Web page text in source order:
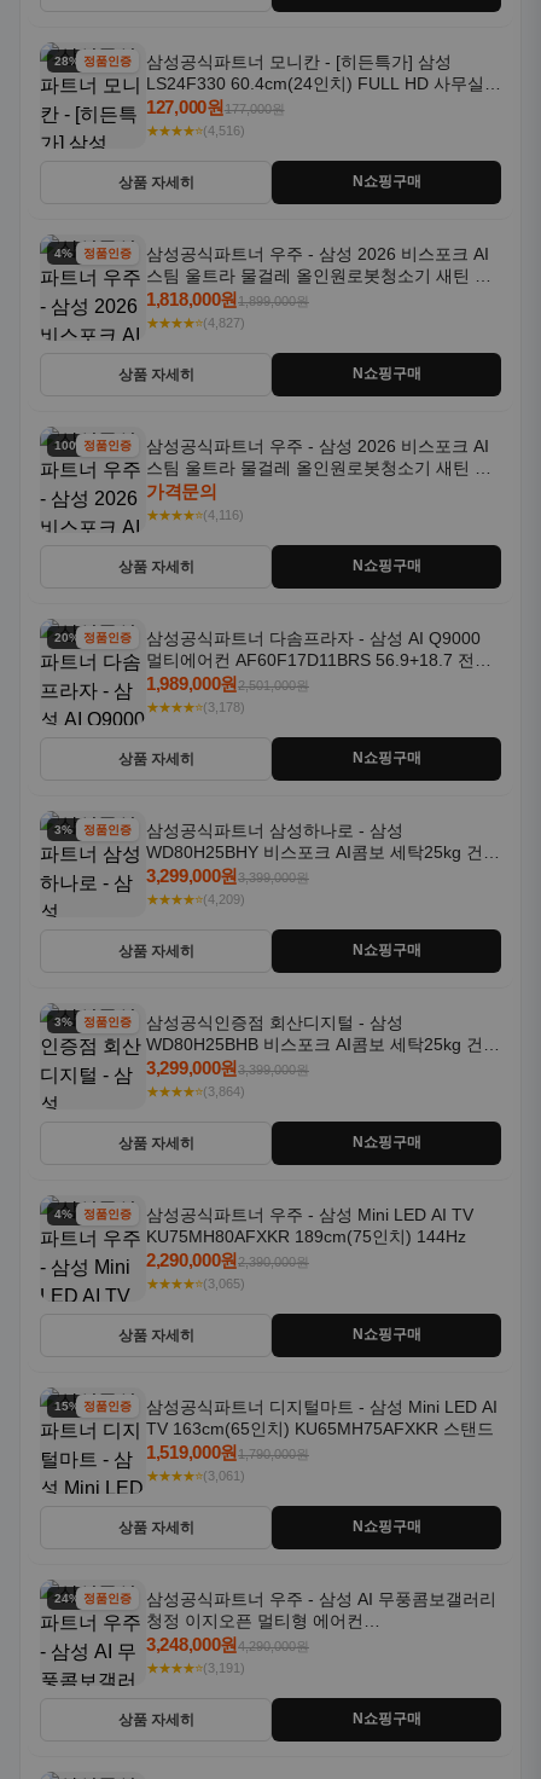
28% 할인정품인증
삼성공식파트너 모니칸 - [히든특가] 삼성
LS24F330 60.4cm(24인치) FULL HD 사무실/
컴퓨터 모니터
127,000원177,000원
★★★★⭐(4,516)
상품 자세히 N쇼핑구매
4% 할인정품인증
삼성공식파트너 우주 - 삼성 2026 비스포크 AI
스팀 울트라 물걸레 올인원로봇청소기 새틴 그
레이지 AAG
1,818,000원1,899,000원
★★★★⭐(4,827)
상품 자세히 N쇼핑구매
100% 할인
정품인증
삼성공식파트너 우주 - 삼성 2026 비스포크 AI
스팀 울트라 물걸레 올인원로봇청소기 새틴 차
콜 AAH
가격문의
★★★★⭐(4,116)
상품 자세히 N쇼핑구매
20% 할인정품인증
삼성공식파트너 다솜프라자 - 삼성 AI Q9000
멀티에어컨 AF60F17D11BRS 56.9+18.7 전국
기본설치포함
1,989,000원2,501,000원
★★★★⭐(3,178)
상품 자세히 N쇼핑구매
3% 할인정품인증
삼성공식파트너 삼성하나로 - 삼성
WD80H25BHY 비스포크 AI콤보 세탁25kg 건조
18kg 26년형 일체형 1등급
3,299,000원3,399,000원
★★★★⭐(4,209)
상품 자세히 N쇼핑구매
3% 할인정품인증
삼성공식인증점 회산디지털 - 삼성
WD80H25BHB 비스포크 AI콤보 세탁25kg 건조
18kg 26년형 일체형 1등급
3,299,000원3,399,000원
★★★★⭐(3,864)
상품 자세히 N쇼핑구매
4% 할인정품인증
삼성공식파트너 우주 - 삼성 Mini LED AI TV
KU75MH80AFXKR 189cm(75인치) 144Hz
2,290,000원2,390,000원
★★★★⭐(3,065)
상품 자세히 N쇼핑구매
15% 할인정품인증
삼성공식파트너 디지털마트 - 삼성 Mini LED AI
TV 163cm(65인치) KU65MH75AFXKR 스탠드
1,519,000원1,790,000원
★★★★⭐(3,061)
상품 자세히 N쇼핑구매
24% 할인정품인증
삼성공식파트너 우주 - 삼성 AI 무풍콤보갤러리
청정 이지오픈 멀티형 에어컨
AF80F17D22WRS 기본설치포함
3,248,000원4,290,000원
★★★★⭐(3,191)
상품 자세히 N쇼핑구매